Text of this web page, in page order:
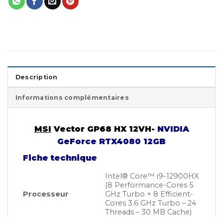
Description
Informations complémentaires
MSI Vector GP68 HX 12VH- NVIDIA
GeForce RTX4080 12GB
Fiche technique
Processeur
Intel® Core™ i9-12900HX
(8 Performance-Cores 5
GHz Turbo + 8 Efficient-
Cores 3.6 GHz Turbo – 24
Threads – 30 MB Cache)